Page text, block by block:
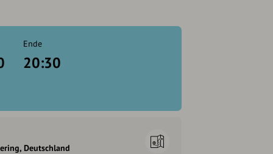
Ende
20:30
Deutschland